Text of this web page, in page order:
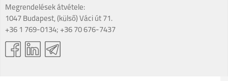
Megrendelések átvétele:
1047 Budapest, (külső) Váci út 71.
+36 1 769-0134; +36 70 676-7437